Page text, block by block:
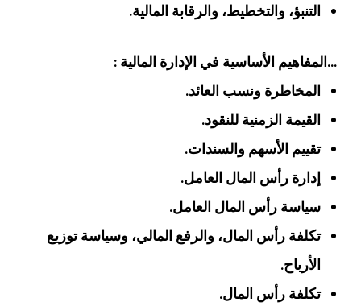
التنبؤ، والتخطيط، والرقابة المالية.
…المفاهيم الأساسية في الإدارة المالية :
المخاطرة ونسب العائد.
القيمة الزمنية للنقود.
تقييم الأسهم والسندات.
إدارة رأس المال العامل.
سياسة رأس المال العامل.
تكلفة رأس المال، والرفع المالي، وسياسة توزيع
الأرباح.
تكلفة رأس المال.